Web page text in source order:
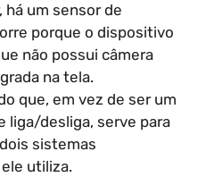
há um sensor de
porque o dispositivo
não possui câmera
na tela.
que, em vez de ser um
liga/desliga, serve para
sistemas
utiliza.